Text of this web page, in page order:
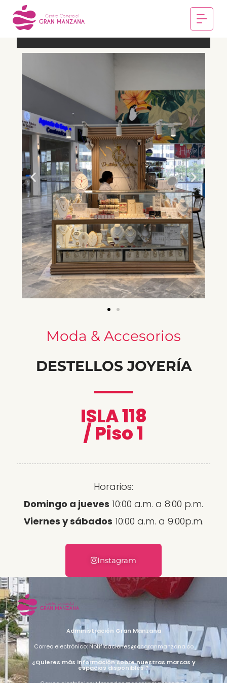
Moda & Accesorios
DESTELLOS JOYERÍA
ISLA 118
/ Piso 1
Horarios:
Domingo a jueves 10:00 a.m. a 8:00 p.m.
Viernes y sábados 10:00 a.m. a 9:00p.m.
Instagram
Administración Gran Manzana
Correo electrónico: Notificaciones@ccgranmanzana.co
¿Quieres más información sobre nuestras marcas y
espacios disponibles ?